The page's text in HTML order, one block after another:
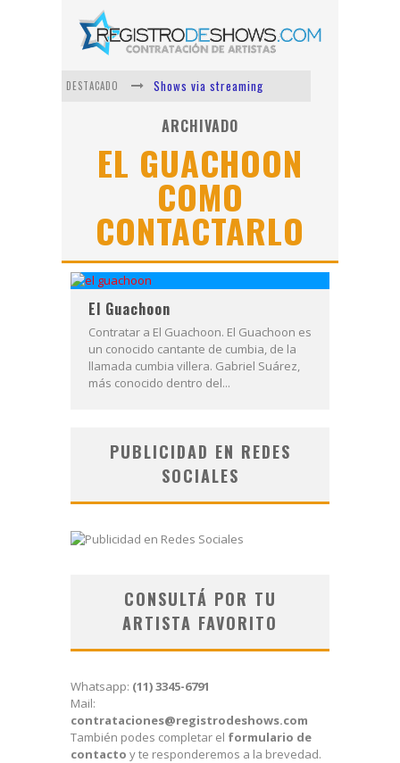
DESTACADO
Shows via streaming
Lit Killah
Nicki Nicole
Duki
Vi Em
Los Ángeles Azules
ARCHIVADO
EL GUACHOON
COMO
CONTACTARLO
El Guachoon
Contratar a El Guachoon. El Guachoon es
un conocido cantante de cumbia, de la
llamada cumbia villera. Gabriel Suárez,
más conocido dentro del...
PUBLICIDAD EN REDES
SOCIALES
CONSULTÁ POR TU
ARTISTA FAVORITO
Whatsapp: (11) 3345-6791
Mail:
contrataciones@registrodeshows.com
También podes completar el formulario de
contacto y te responderemos a la brevedad.